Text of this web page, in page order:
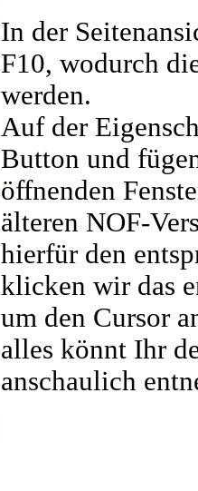
In der
F10, wodurch
werden.
Auf der
Button und
öffnenden
älteren NOF-
hierfür den
klicken wir das
um den Cursor
alles könnt Ihr
anschaulich